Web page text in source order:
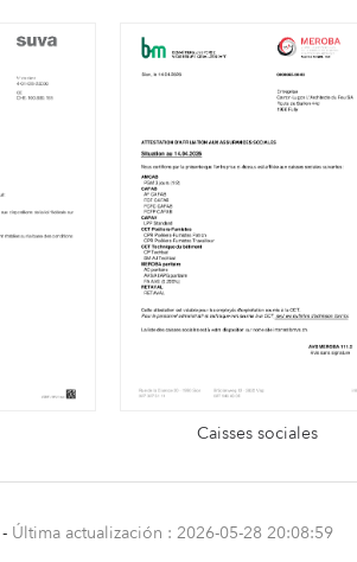
Caisses sociales
- Última actualización : 2026-05-28 20:08:59